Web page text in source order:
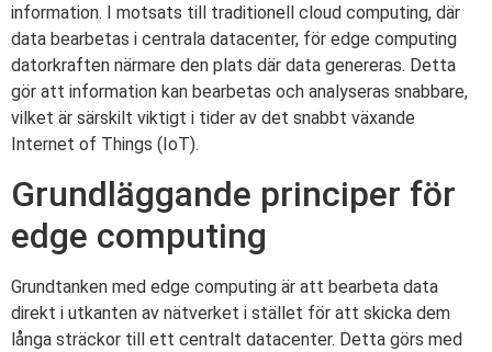
information. I motsats till traditionell cloud computing, där
data bearbetas i centrala datacenter, för edge computing
datorkraften närmare den plats där data genereras. Detta
gör att information kan bearbetas och analyseras snabbare,
vilket är särskilt viktigt i tider av det snabbt växande
Internet of Things (IoT).
Grundläggande principer för
edge computing
Grundtanken med edge computing är att bearbeta data
direkt i utkanten av nätverket i stället för att skicka dem
långa sträckor till ett centralt datacenter. Detta görs med